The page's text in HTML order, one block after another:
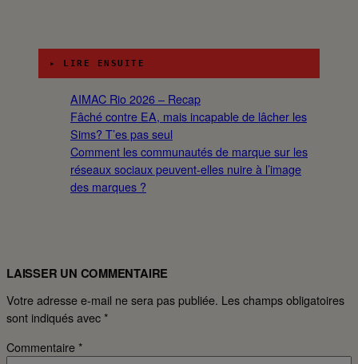
▸ LIRE ENSUITE
AIMAC Rio 2026 – Recap
Fâché contre EA, mais incapable de lâcher les
Sims? T’es pas seul
Comment les communautés de marque sur les
réseaux sociaux peuvent-elles nuire à l’image
des marques ?
LAISSER UN COMMENTAIRE
Votre adresse e-mail ne sera pas publiée. Les champs obligatoires
sont indiqués avec*
Commentaire*